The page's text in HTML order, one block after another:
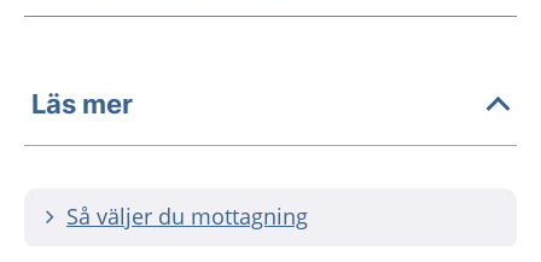
Läs mer
Så väljer du mottagning